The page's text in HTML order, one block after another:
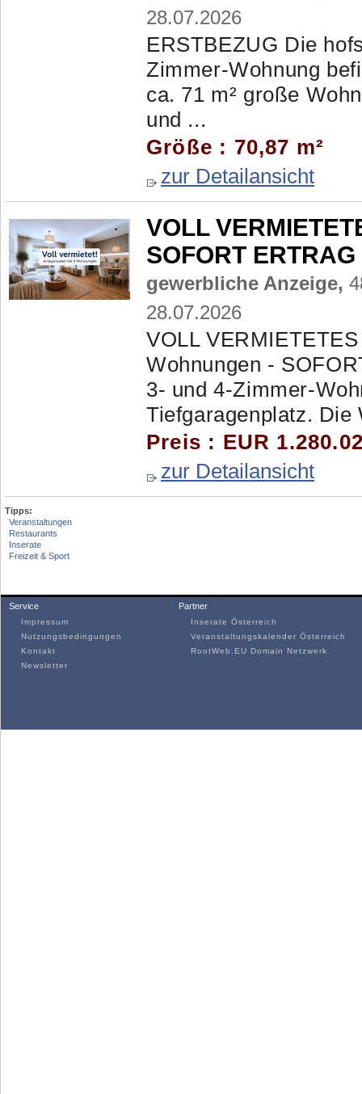
28.07.2026
ERSTBEZUG Die
Zimmer-Wohnung
ca. 71 m² große
und ...
Größe : 70,87 m²
zur Detailansicht
VOLL
SOFORT
gewerbliche Anzeige,
28.07.2026
VOLL
Wohnungen -
3- und 4-Zimmer-
Tiefgaragenplatz. Die
Preis : EUR
zur Detailansicht
Tipps:
Veranstaltungen
Restaurants
Inserate
Freizeit & Sport
Service
Impressum
Nutzungsbedingungen
Kontakt
Newsletter
Partner
Inserate Österreich
Veranstaltungskalender Österreich
RootWeb.EU Domain Netzwerk